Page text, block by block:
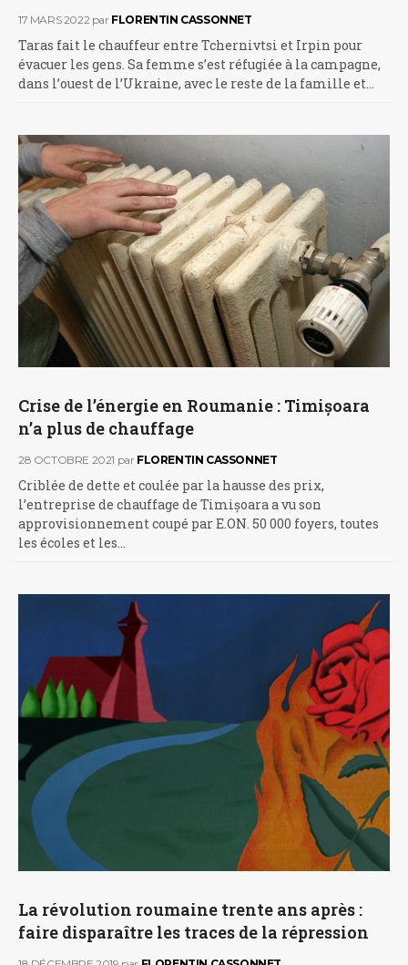
17 MARS 2022 par FLORENTIN CASSONNET
Taras fait le chauffeur entre Tchernivtsi et Irpin pour
évacuer les gens. Sa femme s’est réfugiée à la campagne,
dans l’ouest de l’Ukraine, avec le reste de la famille et…
Crise de l’énergie en Roumanie : Timișoara
n’a plus de chauffage
28 OCTOBRE 2021 par FLORENTIN CASSONNET
Criblée de dette et coulée par la hausse des prix,
l’entreprise de chauffage de Timișoara a vu son
approvisionnement coupé par E.ON. 50 000 foyers, toutes
les écoles et les…
La révolution roumaine trente ans après :
faire disparaître les traces de la répression